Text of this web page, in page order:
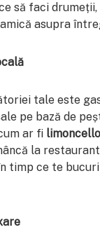
să faci
asupra
tale este
pe bază de
ar fi limoncello
la
timp ce te